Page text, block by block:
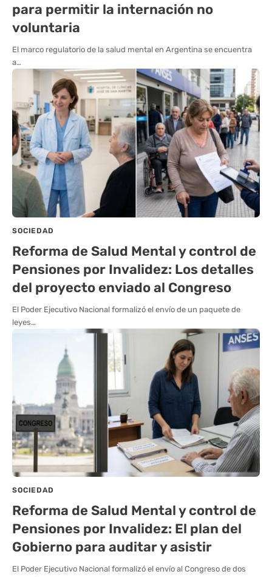
para permitir la internación no
voluntaria
El marco regulatorio de la salud mental en Argentina se encuentra
a…
SOCIEDAD
Reforma de Salud Mental y control de
Pensiones por Invalidez: Los detalles
del proyecto enviado al Congreso
El Poder Ejecutivo Nacional formalizó el envío de un paquete de
leyes…
SOCIEDAD
Reforma de Salud Mental y control de
Pensiones por Invalidez: El plan del
Gobierno para auditar y asistir
El Poder Ejecutivo Nacional formalizó el envío al Congreso de dos